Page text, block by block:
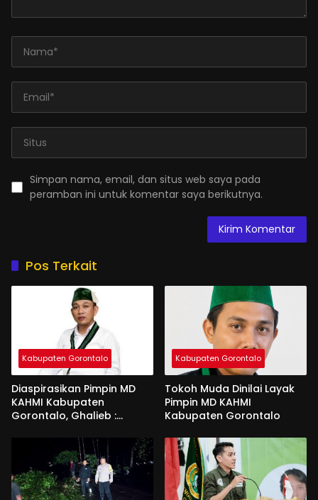
Simpan nama, email, dan situs web saya pada
peramban ini untuk komentar saya berikutnya.
Pos Terkait
Kabupaten Gorontalo
Diaspirasikan Pimpin MD
KAHMI Kabupaten
Gorontalo, Ghalieb :
Kabupaten Gorontalo
Tokoh Muda Dinilai Layak
Pimpin MD KAHMI
Kabupaten Gorontalo